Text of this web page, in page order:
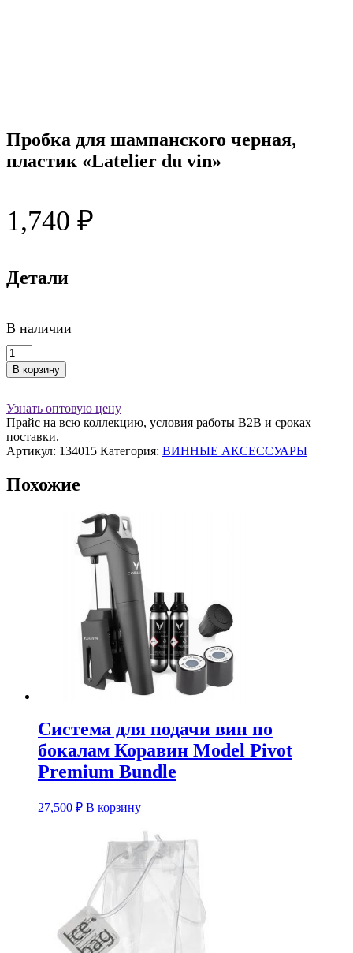
Пробка для шампанского черная,
пластик «Latelier du vin»
1,740 ₽
Детали
В наличии
Количество
товара
Пробка
шампанского
черная,
пластик
"Latelier
vin"
В корзину
Узнать оптовую цену
Прайс на всю коллекцию, условия работы В2В и сроках
поставки.
Артикул: 134015 Категория: ВИННЫЕ АКСЕССУАРЫ
Похожие
Система для подачи вин по
бокалам Коравин Model Pivot
Premium Bundle
27,500 ₽ В корзину